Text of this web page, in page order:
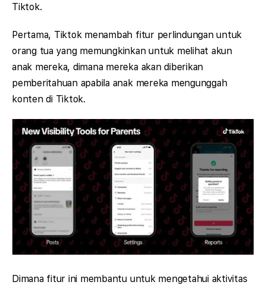
Tiktok.
Pertama, Tiktok menambah fitur perlindungan untuk
orang tua yang memungkinkan untuk melihat akun
anak mereka, dimana mereka akan diberikan
pemberitahuan apabila anak mereka mengunggah
konten di Tiktok.
Dimana fitur ini membantu untuk mengetahui aktivitas